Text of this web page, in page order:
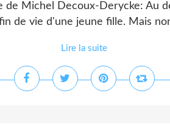
de Michel Decoux-Derycke: Au
de vie d'une jeune fille. Mais
Lire la suite